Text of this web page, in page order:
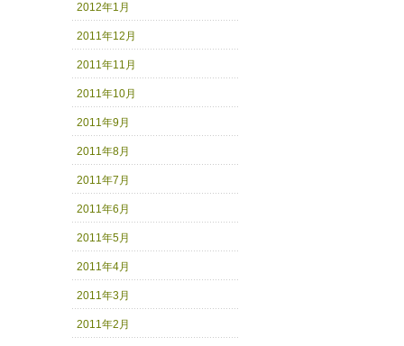
2012年1月
2011年12月
2011年11月
2011年10月
2011年9月
2011年8月
2011年7月
2011年6月
2011年5月
2011年4月
2011年3月
2011年2月